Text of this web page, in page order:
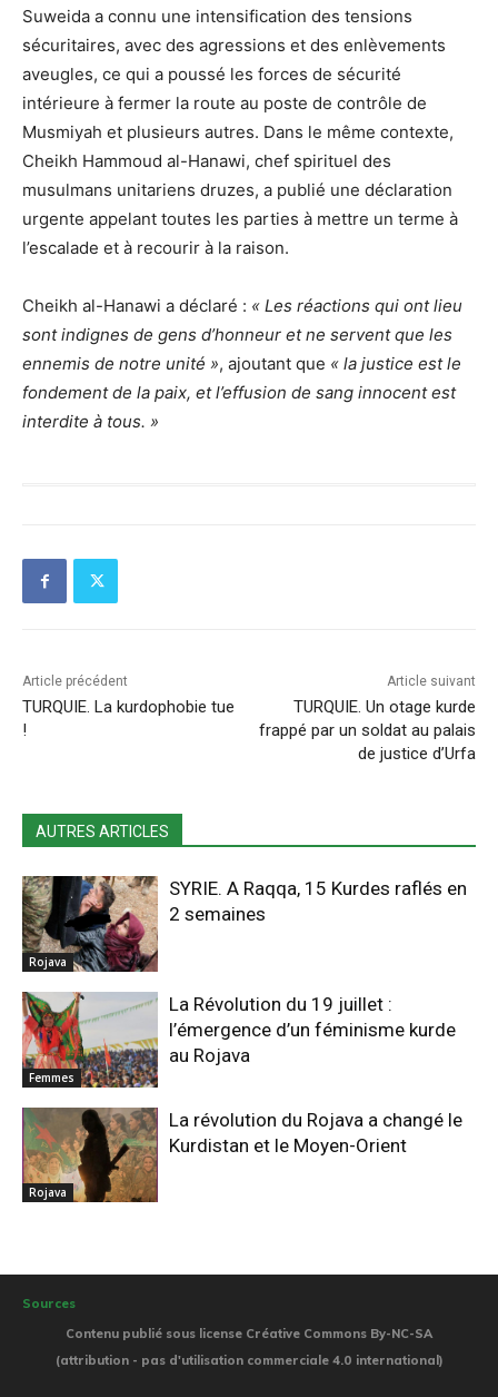
Suweida a connu une intensification des tensions
sécuritaires, avec des agressions et des enlèvements
aveugles, ce qui a poussé les forces de sécurité
intérieure à fermer la route au poste de contrôle de
Musmiyah et plusieurs autres. Dans le même contexte,
Cheikh Hammoud al-Hanawi, chef spirituel des
musulmans unitariens druzes, a publié une déclaration
urgente appelant toutes les parties à mettre un terme à
l’escalade et à recourir à la raison.
Cheikh al-Hanawi a déclaré : « Les réactions qui ont lieu
sont indignes de gens d’honneur et ne servent que les
ennemis de notre unité », ajoutant que « la justice est le
fondement de la paix, et l’effusion de sang innocent est
interdite à tous. »
Article précédent
TURQUIE. La kurdophobie tue
!
Article suivant
TURQUIE. Un otage kurde
frappé par un soldat au palais
de justice d’Urfa
AUTRES ARTICLES
Rojava
SYRIE. A Raqqa, 15 Kurdes raflés en
2 semaines
Femmes
La Révolution du 19 juillet :
l’émergence d’un féminisme kurde
au Rojava
Rojava
La révolution du Rojava a changé le
Kurdistan et le Moyen-Orient
Sources
Contenu publié sous license Créative Commons By-NC-SA
(attribution - pas d'utilisation commerciale 4.0 international)